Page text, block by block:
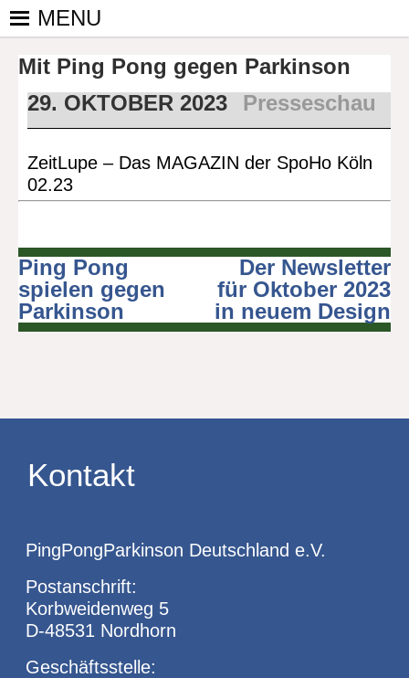
Skip
PINGPONGPARKINSON
DEUTSCHLAND E. V.
ist der
bundesweite
von
kooperierenden
Vereinen und
Einzelpersonen,
der sich – mit dem
ehrenamtlich um
Personen mit
Parkinson und
deren Angehörige
MENU
Mit Ping Pong gegen Parkinson
29. OKTOBER 2023
Presseschau
ZeitLupe – Das MAGAZIN der SpoHo Köln
02.23
Beitragsnavigation
Ping Pong
spielen gegen
Parkinson
Der Newsletter
für Oktober 2023
in neuem Design
Kontakt
PingPongParkinson Deutschland e.V.
Postanschrift:
Korbweidenweg 5
D-48531 Nordhorn
Geschäftsstelle: